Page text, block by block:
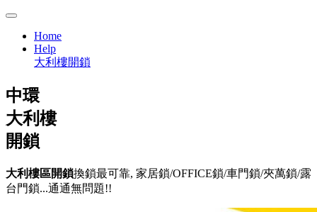
Home
Help
大利樓開鎖
中環
大利樓
開鎖
大利樓區開鎖換鎖最可靠, 家居鎖/OFFICE鎖/車門鎖/夾萬鎖/露
台門鎖...通通無問題!!